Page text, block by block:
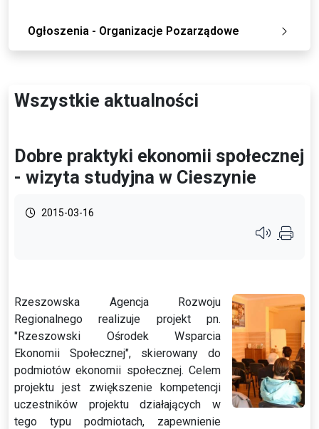
Ogłoszenia - Organizacje Pozarządowe
Wszystkie aktualności
Dobre praktyki ekonomii społecznej
- wizyta studyjna w Cieszynie
2015-03-16
Przycisk
Rzeszowska Agencja Rozwoju
Regionalnego realizuje projekt pn.
"Rzeszowski Ośrodek Wsparcia
Ekonomii Społecznej", skierowany do
podmiotów ekonomii społecznej. Celem
projektu jest zwiększenie kompetencji
uczestników projektu działających w
tego typu podmiotach, zapewnienie